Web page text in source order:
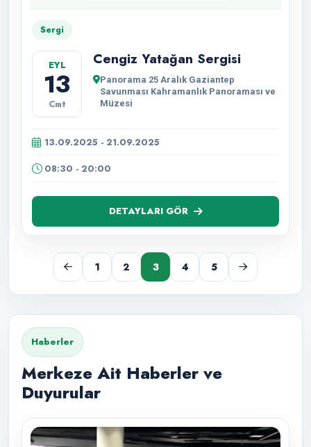
Sergi
EYL
13
Cmt
Cengiz Yatağan Sergisi
Panorama 25 Aralık Gaziantep
Savunması Kahramanlık Panoraması ve
Müzesi
13.09.2025 - 21.09.2025
08:30 - 20:00
DETAYLARI GÖR
1 2 3 4 5
Haberler
Merkeze Ait Haberler ve
Duyurular